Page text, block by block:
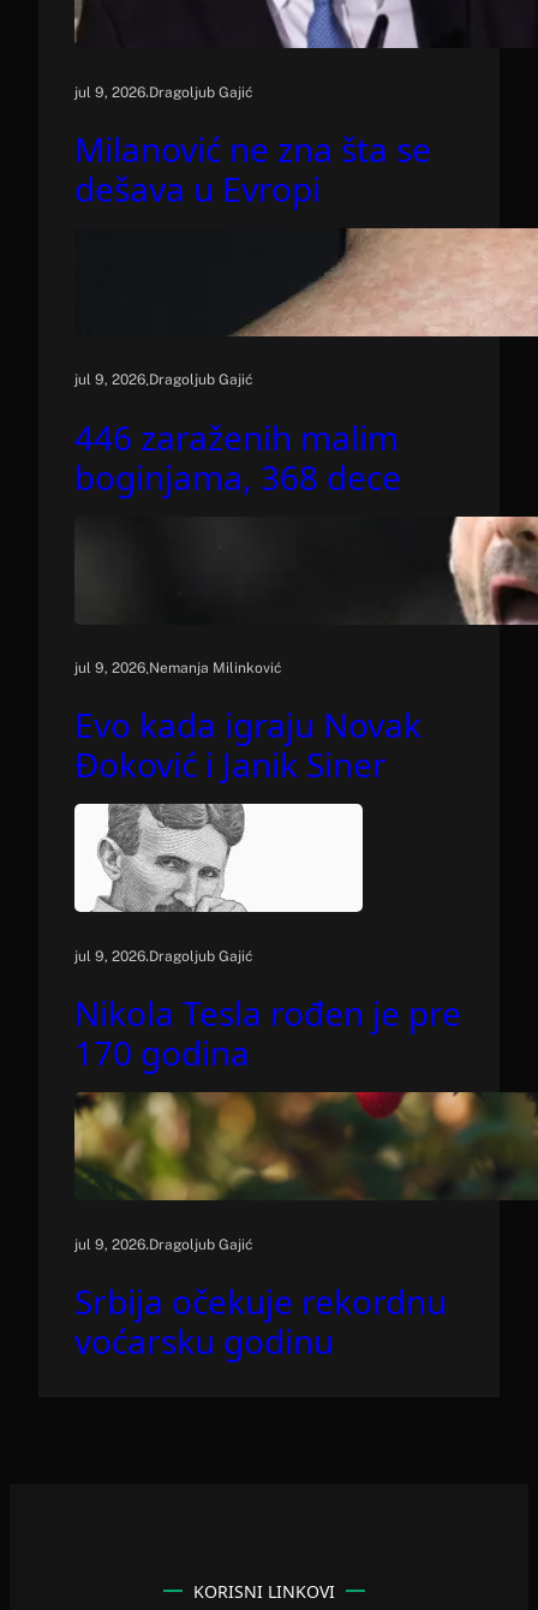
jul 9, 2026.Dragoljub Gajić
Milanović ne zna šta se
dešava u Evropi
jul 9, 2026.Dragoljub Gajić
446 zaraženih malim
boginjama, 368 dece
jul 9, 2026.Nemanja Milinković
Evo kada igraju Novak
Đoković i Janik Siner
jul 9, 2026.Dragoljub Gajić
Nikola Tesla rođen je pre
170 godina
jul 9, 2026.Dragoljub Gajić
Srbija očekuje rekordnu
voćarsku godinu
KORISNI LINKOVI